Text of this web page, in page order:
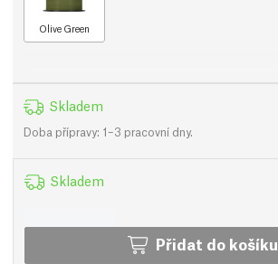
Olive Green
Skladem
Doba přípravy: 1–3 pracovní dny.
Skladem
Přidat do košíku